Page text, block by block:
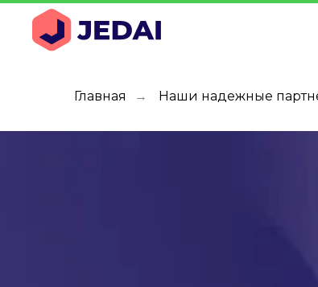
Главная → Наши надежные